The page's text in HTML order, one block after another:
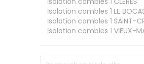
Isolation combles 1 LE
Isolation combles 1 SAINT-
Isolation combles 1 VIEUX-